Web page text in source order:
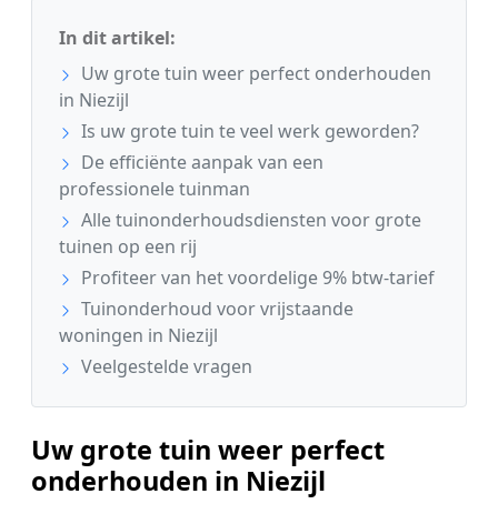
In dit artikel:
Uw grote tuin weer perfect onderhouden
in Niezijl
Is uw grote tuin te veel werk geworden?
De efficiënte aanpak van een
professionele tuinman
Alle tuinonderhoudsdiensten voor grote
tuinen op een rij
Profiteer van het voordelige 9% btw-tarief
Tuinonderhoud voor vrijstaande
woningen in Niezijl
Veelgestelde vragen
Uw grote tuin weer perfect
onderhouden in Niezijl